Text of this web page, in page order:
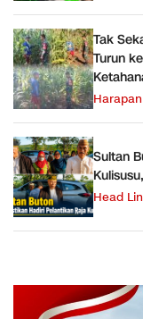
Tak
Turun
Harapan
Sultan
Head